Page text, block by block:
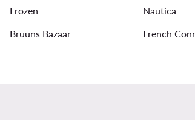
Frozen
Nautica
Bruuns Bazaar
French